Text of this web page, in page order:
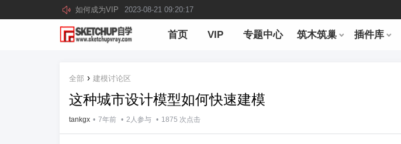
如何成为VIP 2023-08-21 09:20:17
首页 VIP 专题中心 筑木筑巢 插件库
全部 › 建模讨论区
这种城市设计模型如何快速建模
tankgx • 7年前 • 2人参与 • 1875 次点击